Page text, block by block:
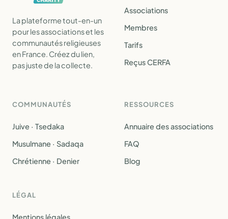
La plateforme tout-en-un
pour les associations et les
communautés religieuses
en France. Créez du lien,
pas juste de la collecte.
Associations
Membres
Tarifs
Reçus CERFA
COMMUNAUTÉS
Juive · Tsedaka
Musulmane · Sadaqa
Chrétienne · Denier
RESSOURCES
Annuaire des associations
FAQ
Blog
LÉGAL
Mentions légales